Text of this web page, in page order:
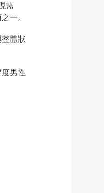
需
一。
體狀
男性